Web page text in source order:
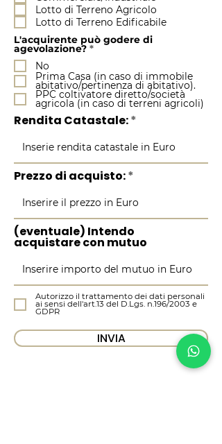
t
r
i
o
Lotto di Terreno Agricolo
Lotto di Terreno Edificabile
L'acquirente può godere di
agevolazione? *O
i
g
a
t
r
No
Prima Casa (in caso di immobile
abitativo/pertinenza di abitativo).
PPC coltivatore diretto/società
agricola (in caso di terreni agricoli)
Rendita Catastale:
Prezzo di acquisto:
(eventuale) Intendo
acquistare con mutuo
Autorizzo il trattamento dei dati personali
ai sensi dell'art.13 del D.Lgs. n.196/2003 e
GDPR
INVIA